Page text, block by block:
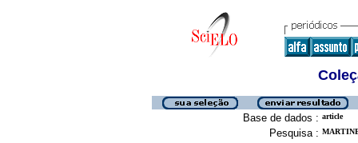
Base de dados : article
Pesquisa :